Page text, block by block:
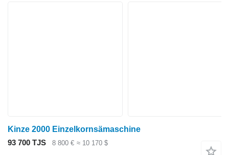
Kinze 2000 Einzelkornsämaschine
93 700 TJS
8 800 € ≈ 10 170 $